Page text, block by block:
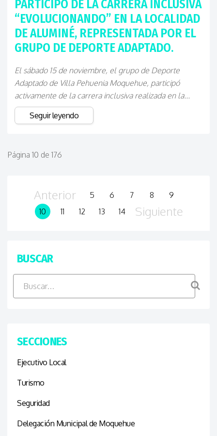
PARTICIPÓ DE LA CARRERA INCLUSIVA
“EVOLUCIONANDO” EN LA LOCALIDAD
DE ALUMINÉ, REPRESENTADA POR EL
GRUPO DE DEPORTE ADAPTADO.
El sábado 15 de noviembre, el grupo de Deporte
Adaptado de Villa Pehuenia Moquehue, participó
activamente de la carrera inclusiva realizada en la...
Seguir leyendo
Página 10 de 176
Anterior 5 6 7 8
9
10
11 12 13 14 Siguiente
BUSCAR
SECCIONES
Ejecutivo Local
Turismo
Seguridad
Delegación Municipal de Moquehue